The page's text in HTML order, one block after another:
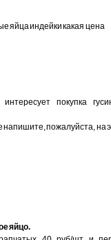
яйца индейки какая цена
интересует покупка
напишите, пожалуйста, на
яйцо.